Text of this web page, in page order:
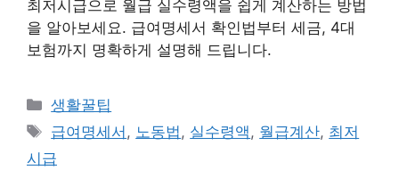
최저시급으로 월급 실수령액을 쉽게 계산하는 방법
을 알아보세요. 급여명세서 확인법부터 세금, 4대
보험까지 명확하게 설명해 드립니다.
카
테
리
생활꿀팁
태
그
급여명세서 , 노동법, 실수령액, 월급계산, 최저
시급